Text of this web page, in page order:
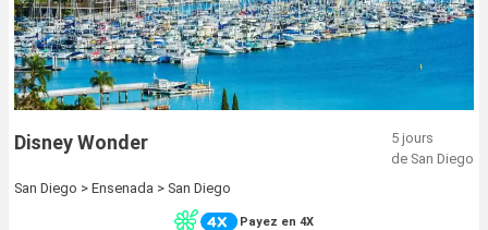
Disney Wonder
5 jours
de San Diego
San Diego > Ensenada > San Diego
Payez en 4X